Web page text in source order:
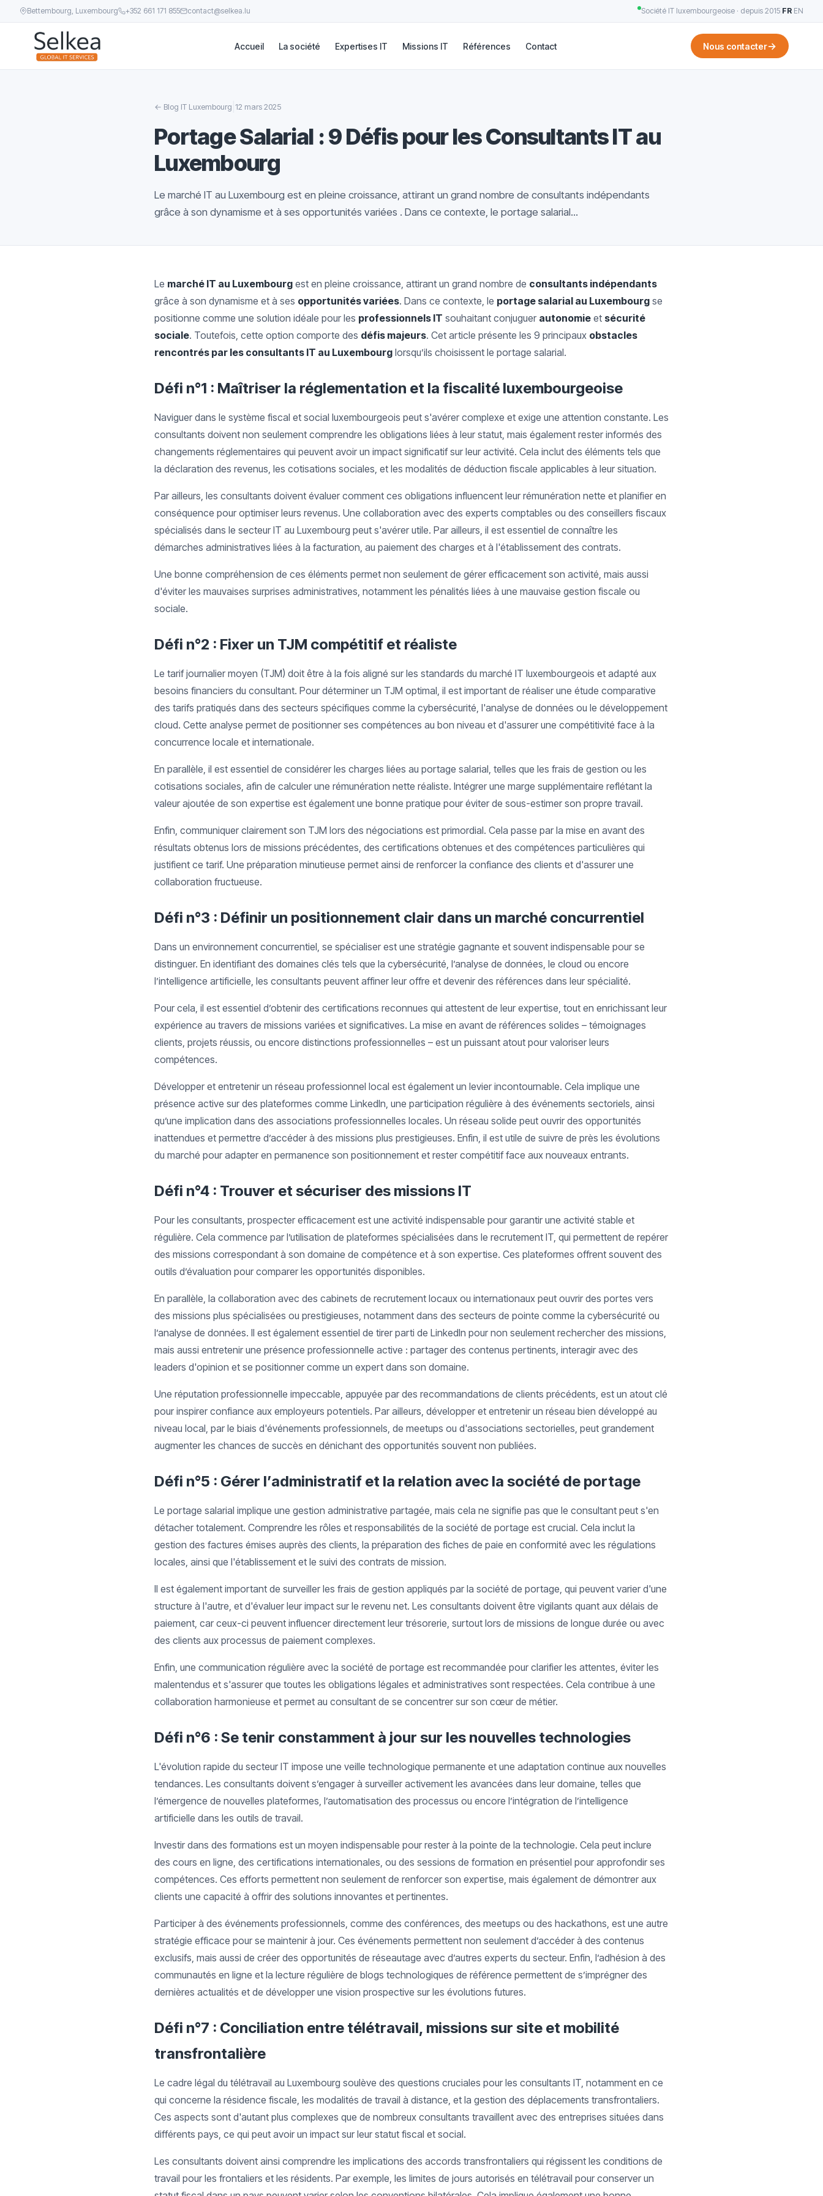
Bettembourg, Luxembourg +352 661 171 855 contact@selkea.lu Société IT luxembourgeoise · depuis 2015 FR EN
Accueil La société Expertises IT Missions IT Références Contact Nous contacter→
← Blog IT Luxembourg 12 mars 2025
Portage Salarial : 9 Défis pour les Consultants IT au
Luxembourg
Le marché IT au Luxembourg est en pleine croissance, attirant un grand nombre de consultants indépendants
grâce à son dynamisme et à ses opportunités variées . Dans ce contexte, le portage salarial...
Le marché IT au Luxembourg est en pleine croissance, attirant un grand nombre de consultants indépendants
grâce à son dynamisme et à ses opportunités variées. Dans ce contexte, le portage salarial au Luxembourg se
positionne comme une solution idéale pour les professionnels IT souhaitant conjuguer autonomie et sécurité
sociale. Toutefois, cette option comporte des défis majeurs. Cet article présente les 9 principaux obstacles
rencontrés par les consultants IT au Luxembourg lorsqu’ils choisissent le portage salarial.
Défi n°1 : Maîtriser la réglementation et la fiscalité luxembourgeoise
Naviguer dans le système fiscal et social luxembourgeois peut s'avérer complexe et exige une attention constante. Les
consultants doivent non seulement comprendre les obligations liées à leur statut, mais également rester informés des
changements réglementaires qui peuvent avoir un impact significatif sur leur activité. Cela inclut des éléments tels que
la déclaration des revenus, les cotisations sociales, et les modalités de déduction fiscale applicables à leur situation.
Par ailleurs, les consultants doivent évaluer comment ces obligations influencent leur rémunération nette et planifier en
conséquence pour optimiser leurs revenus. Une collaboration avec des experts comptables ou des conseillers fiscaux
spécialisés dans le secteur IT au Luxembourg peut s'avérer utile. Par ailleurs, il est essentiel de connaître les
démarches administratives liées à la facturation, au paiement des charges et à l'établissement des contrats.
Une bonne compréhension de ces éléments permet non seulement de gérer efficacement son activité, mais aussi
d'éviter les mauvaises surprises administratives, notamment les pénalités liées à une mauvaise gestion fiscale ou
sociale.
Défi n°2 : Fixer un TJM compétitif et réaliste
Le tarif journalier moyen (TJM) doit être à la fois aligné sur les standards du marché IT luxembourgeois et adapté aux
besoins financiers du consultant. Pour déterminer un TJM optimal, il est important de réaliser une étude comparative
des tarifs pratiqués dans des secteurs spécifiques comme la cybersécurité, l'analyse de données ou le développement
cloud. Cette analyse permet de positionner ses compétences au bon niveau et d'assurer une compétitivité face à la
concurrence locale et internationale.
En parallèle, il est essentiel de considérer les charges liées au portage salarial, telles que les frais de gestion ou les
cotisations sociales, afin de calculer une rémunération nette réaliste. Intégrer une marge supplémentaire reflétant la
valeur ajoutée de son expertise est également une bonne pratique pour éviter de sous-estimer son propre travail.
Enfin, communiquer clairement son TJM lors des négociations est primordial. Cela passe par la mise en avant des
résultats obtenus lors de missions précédentes, des certifications obtenues et des compétences particulières qui
justifient ce tarif. Une préparation minutieuse permet ainsi de renforcer la confiance des clients et d'assurer une
collaboration fructueuse.
Défi n°3 : Définir un positionnement clair dans un marché concurrentiel
Dans un environnement concurrentiel, se spécialiser est une stratégie gagnante et souvent indispensable pour se
distinguer. En identifiant des domaines clés tels que la cybersécurité, l’analyse de données, le cloud ou encore
l’intelligence artificielle, les consultants peuvent affiner leur offre et devenir des références dans leur spécialité.
Pour cela, il est essentiel d’obtenir des certifications reconnues qui attestent de leur expertise, tout en enrichissant leur
expérience au travers de missions variées et significatives. La mise en avant de références solides – témoignages
clients, projets réussis, ou encore distinctions professionnelles – est un puissant atout pour valoriser leurs
compétences.
Développer et entretenir un réseau professionnel local est également un levier incontournable. Cela implique une
présence active sur des plateformes comme LinkedIn, une participation régulière à des événements sectoriels, ainsi
qu’une implication dans des associations professionnelles locales. Un réseau solide peut ouvrir des opportunités
inattendues et permettre d’accéder à des missions plus prestigieuses. Enfin, il est utile de suivre de près les évolutions
du marché pour adapter en permanence son positionnement et rester compétitif face aux nouveaux entrants.
Défi n°4 : Trouver et sécuriser des missions IT
Pour les consultants, prospecter efficacement est une activité indispensable pour garantir une activité stable et
régulière. Cela commence par l’utilisation de plateformes spécialisées dans le recrutement IT, qui permettent de repérer
des missions correspondant à son domaine de compétence et à son expertise. Ces plateformes offrent souvent des
outils d’évaluation pour comparer les opportunités disponibles.
En parallèle, la collaboration avec des cabinets de recrutement locaux ou internationaux peut ouvrir des portes vers
des missions plus spécialisées ou prestigieuses, notamment dans des secteurs de pointe comme la cybersécurité ou
l’analyse de données. Il est également essentiel de tirer parti de LinkedIn pour non seulement rechercher des missions,
mais aussi entretenir une présence professionnelle active : partager des contenus pertinents, interagir avec des
leaders d'opinion et se positionner comme un expert dans son domaine.
Une réputation professionnelle impeccable, appuyée par des recommandations de clients précédents, est un atout clé
pour inspirer confiance aux employeurs potentiels. Par ailleurs, développer et entretenir un réseau bien développé au
niveau local, par le biais d'événements professionnels, de meetups ou d'associations sectorielles, peut grandement
augmenter les chances de succès en dénichant des opportunités souvent non publiées.
Défi n°5 : Gérer l’administratif et la relation avec la société de portage
Le portage salarial implique une gestion administrative partagée, mais cela ne signifie pas que le consultant peut s'en
détacher totalement. Comprendre les rôles et responsabilités de la société de portage est crucial. Cela inclut la
gestion des factures émises auprès des clients, la préparation des fiches de paie en conformité avec les régulations
locales, ainsi que l'établissement et le suivi des contrats de mission.
Il est également important de surveiller les frais de gestion appliqués par la société de portage, qui peuvent varier d'une
structure à l'autre, et d'évaluer leur impact sur le revenu net. Les consultants doivent être vigilants quant aux délais de
paiement, car ceux-ci peuvent influencer directement leur trésorerie, surtout lors de missions de longue durée ou avec
des clients aux processus de paiement complexes.
Enfin, une communication régulière avec la société de portage est recommandée pour clarifier les attentes, éviter les
malentendus et s'assurer que toutes les obligations légales et administratives sont respectées. Cela contribue à une
collaboration harmonieuse et permet au consultant de se concentrer sur son cœur de métier.
Défi n°6 : Se tenir constamment à jour sur les nouvelles technologies
L'évolution rapide du secteur IT impose une veille technologique permanente et une adaptation continue aux nouvelles
tendances. Les consultants doivent s’engager à surveiller activement les avancées dans leur domaine, telles que
l’émergence de nouvelles plateformes, l’automatisation des processus ou encore l’intégration de l’intelligence
artificielle dans les outils de travail.
Investir dans des formations est un moyen indispensable pour rester à la pointe de la technologie. Cela peut inclure
des cours en ligne, des certifications internationales, ou des sessions de formation en présentiel pour approfondir ses
compétences. Ces efforts permettent non seulement de renforcer son expertise, mais également de démontrer aux
clients une capacité à offrir des solutions innovantes et pertinentes.
Participer à des événements professionnels, comme des conférences, des meetups ou des hackathons, est une autre
stratégie efficace pour se maintenir à jour. Ces événements permettent non seulement d’accéder à des contenus
exclusifs, mais aussi de créer des opportunités de réseautage avec d’autres experts du secteur. Enfin, l’adhésion à des
communautés en ligne et la lecture régulière de blogs technologiques de référence permettent de s’imprégner des
dernières actualités et de développer une vision prospective sur les évolutions futures.
Défi n°7 : Conciliation entre télétravail, missions sur site et mobilité
transfrontalière
Le cadre légal du télétravail au Luxembourg soulève des questions cruciales pour les consultants IT, notamment en ce
qui concerne la résidence fiscale, les modalités de travail à distance, et la gestion des déplacements transfrontaliers.
Ces aspects sont d'autant plus complexes que de nombreux consultants travaillent avec des entreprises situées dans
différents pays, ce qui peut avoir un impact sur leur statut fiscal et social.
Les consultants doivent ainsi comprendre les implications des accords transfrontaliers qui régissent les conditions de
travail pour les frontaliers et les résidents. Par exemple, les limites de jours autorisés en télétravail pour conserver un